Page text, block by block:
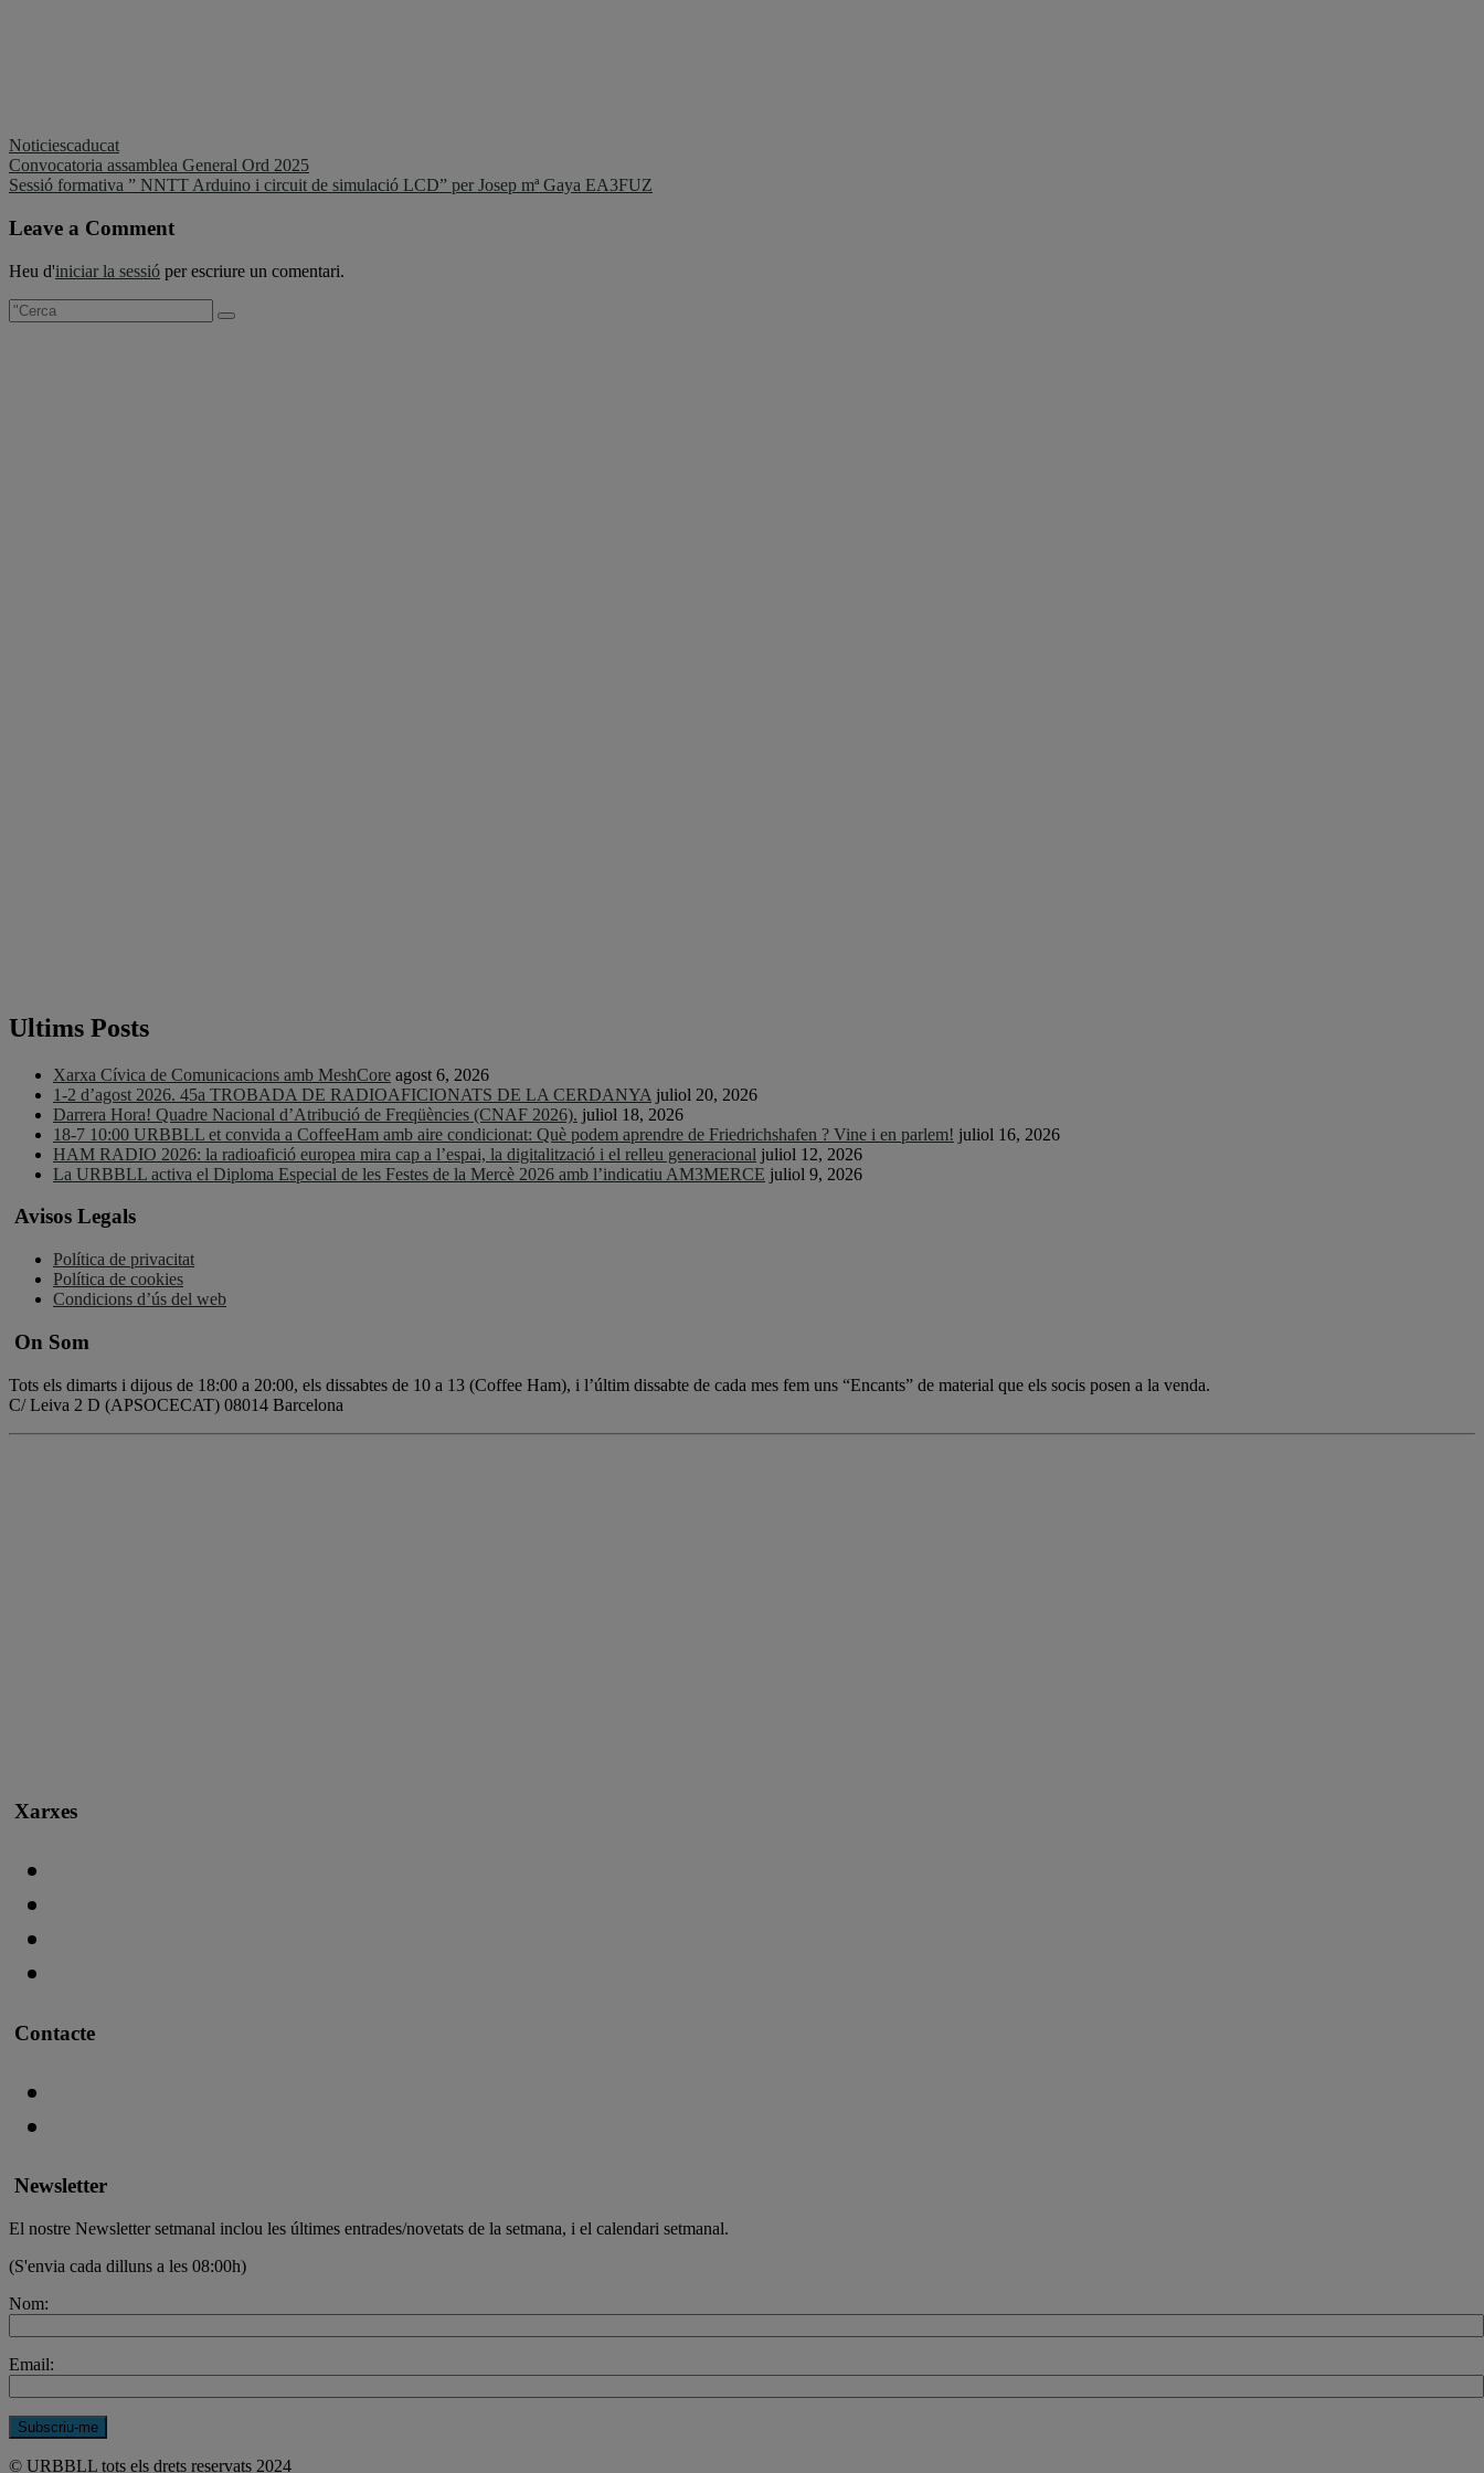
Noticiescaducat
Navegació
d'entrades
Convocatoria assamblea General Ord 2025
Sessió formativa ” NNTT Arduino i circuit de simulació LCD” per Josep mª Gaya EA3FUZ
Leave a Comment
Heu d'iniciar la sessió per escriure un comentari.
Ultims Posts
Xarxa Cívica de Comunicacions amb MeshCore agost 6, 2026
1-2 d’agost 2026. 45a TROBADA DE RADIOAFICIONATS DE LA CERDANYA juliol 20, 2026
Darrera Hora! Quadre Nacional d’Atribució de Freqüències (CNAF 2026). juliol 18, 2026
18-7 10:00 URBBLL et convida a CoffeeHam amb aire condicionat: Què podem aprendre de Friedrichshafen ? Vine i en parlem! juliol 16, 2026
HAM RADIO 2026: la radioafició europea mira cap a l’espai, la digitalització i el relleu generacional juliol 12, 2026
La URBBLL activa el Diploma Especial de les Festes de la Mercè 2026 amb l’indicatiu AM3MERCE juliol 9, 2026
Avisos Legals
Política de privacitat
Política de cookies
Condicions d’ús del web
On Som
Tots els dimarts i dijous de 18:00 a 20:00, els dissabtes de 10 a 13 (Coffee Ham), i l’últim dissabte de cada mes fem uns “Encants” de material que els socis posen a la venda.
C/ Leiva 2 D (APSOCECAT) 08014 Barcelona
Xarxes
Contacte
Newsletter
El nostre Newsletter setmanal inclou les últimes entrades/novetats de la setmana, i el calendari setmanal.
(S'envia cada dilluns a les 08:00h)
Nom:
Email:
© URBBLL tots els drets reservats 2024